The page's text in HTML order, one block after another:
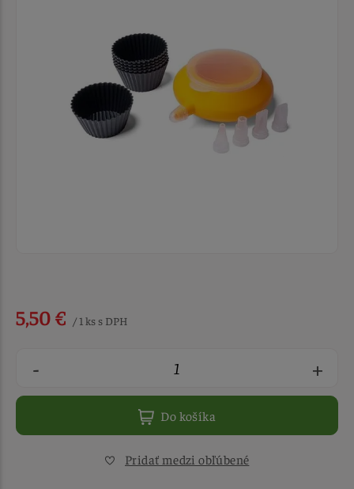
5,50 € / 1 ks s DPH
- +
Do košíka
Pridať medzi obľúbené